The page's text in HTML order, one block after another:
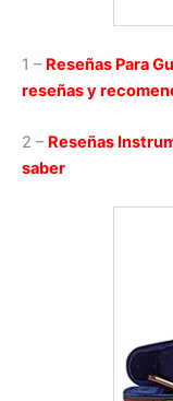
1 – Reseñas Para
reseñas y
2 – Reseñas
saber